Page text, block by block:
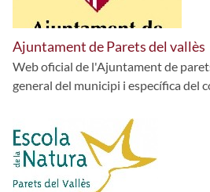
Ajuntament de Parets del vallès
Web oficial de l'Ajuntament de
general del municipi i específica del